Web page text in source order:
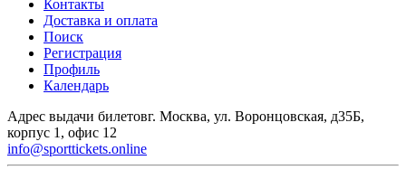
Контакты
Доставка и оплата
Поиск
Регистрация
Профиль
Календарь
Адрес выдачи билетовг. Москва, ул. Воронцовская, д35Б,
корпус 1, офис 12
info@sporttickets.online